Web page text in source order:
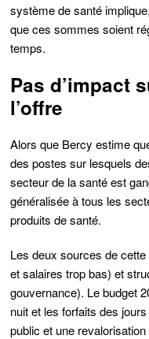
système de santé
que ces sommes soient
temps.
Pas d’impact
l’offre
Alors que Bercy estime
des postes sur lesquels
secteur de la santé est
généralisée à tous les
produits de santé.
Les deux sources de
et salaires trop bas) et
gouvernance). Le budget
nuit et les forfaits des
public et une